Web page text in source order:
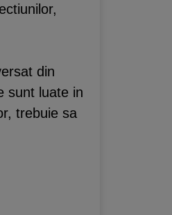
din
sunt luate in
trebuie sa